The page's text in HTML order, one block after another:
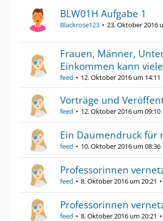
BLW01H Aufgabe 1
Blackrose123 23. Oktober 2016
Frauen, Männer,
Einkommen kann
feed 12. Oktober 2016 um 14:11
Vorträge und
feed 12. Oktober 2016 um 09:10
Ein Daumendruck für
feed 10. Oktober 2016 um 08:36
Professorinnen
feed 8. Oktober 2016 um 20:21
Professorinnen
feed 8. Oktober 2016 um 20:21